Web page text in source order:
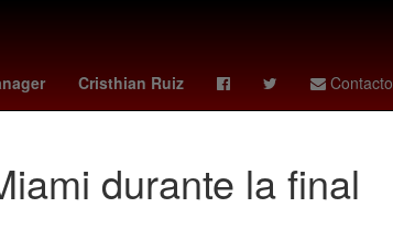
Cristhian Ruiz Contacto
León Rosario HBO
durante la final